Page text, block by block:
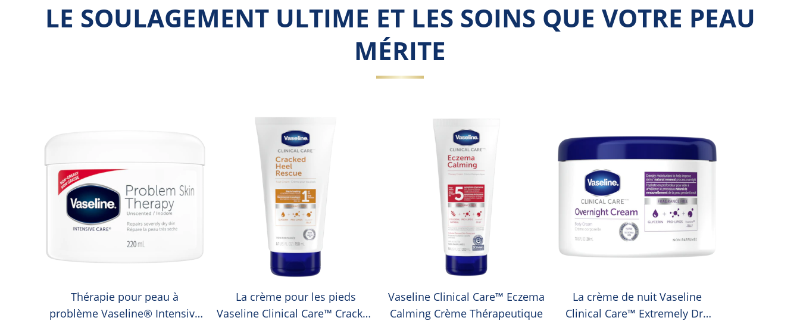
LE SOULAGEMENT ULTIME ET LES SOINS QUE VOTRE PEAU
MÉRITE
Thérapie pour peau à
problème Vaseline® Intensive
La crème pour les pieds
Vaseline Clinical Care™ Cracked
Vaseline Clinical Care™ Eczema
Calming Crème Thérapeutique
La crème de nuit Vaseline
Clinical Care™ Extremely Dry